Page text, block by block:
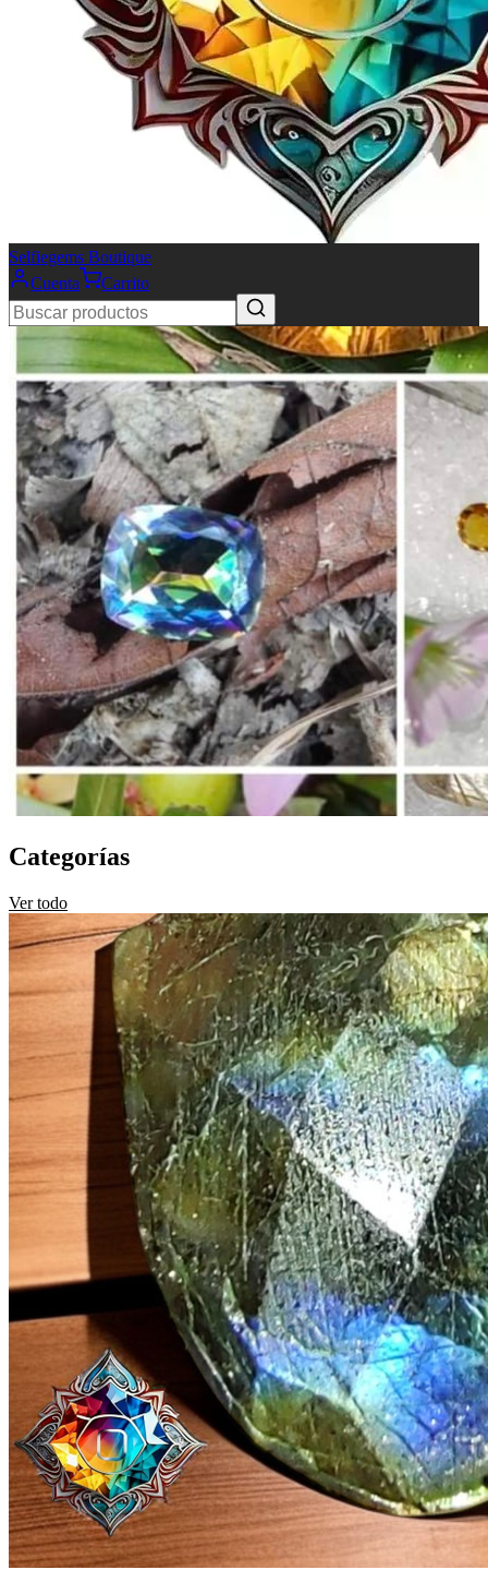
Selfiegems Boutique
Cuenta
Carrito
Categorías
Ver todo